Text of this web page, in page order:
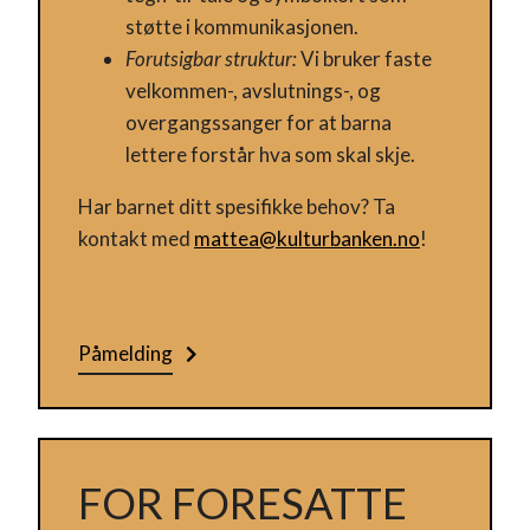
støtte i kommunikasjonen.
Forutsigbar struktur:Vi bruker faste
velkommen-, avslutnings-, og
overgangssanger for at barna
lettere forstår hva som skal skje.
Har barnet ditt spesifikke behov? Ta
kontakt med mattea@kulturbanken.no!
Påmelding
FOR FORESATTE